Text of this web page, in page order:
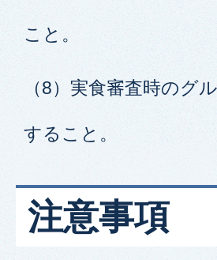
こと。
（8）実食審査時のグ
すること。
注意事項